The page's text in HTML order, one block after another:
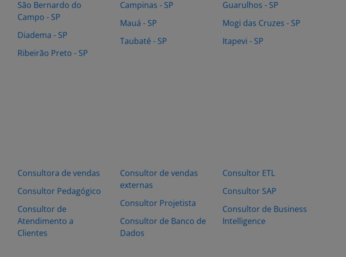
São Bernardo do
Campo - SP
Diadema - SP
Ribeirão Preto - SP
Campinas - SP
Mauá - SP
Taubaté - SP
Guarulhos - SP
Mogi das Cruzes - SP
Itapevi - SP
Consultora de vendas
Consultor Pedagógico
Consultor de
Atendimento a
Clientes
Consultor de vendas
externas
Consultor Projetista
Consultor de Banco de
Dados
Consultor ETL
Consultor SAP
Consultor de Business
Intelligence